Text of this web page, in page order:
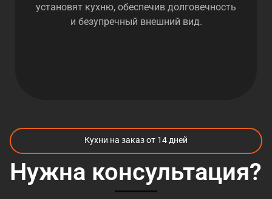
установят кухню, обеспечив долговечность
и безупречный внешний вид.
Кухни на заказ от 14 дней
Нужна консультация?